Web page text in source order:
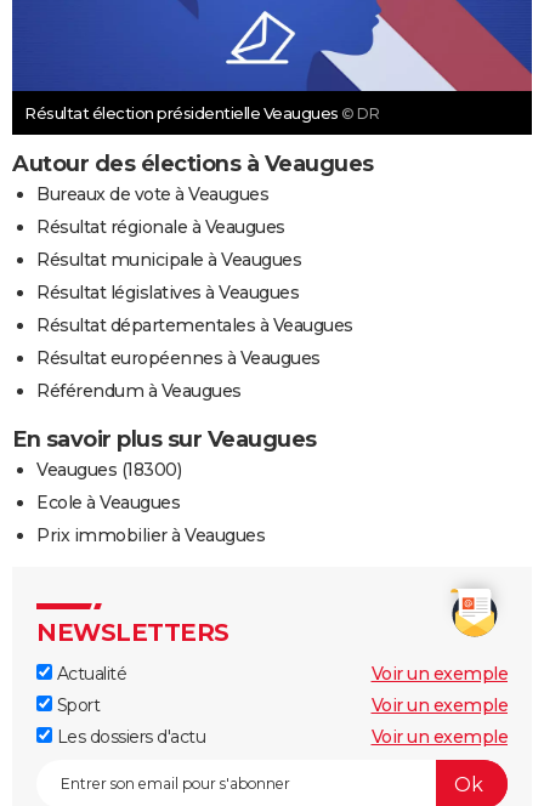
Résultat élection présidentielle Veaugues © DR
Autour des élections à Veaugues
Bureaux de vote à Veaugues
Résultat régionale à Veaugues
Résultat municipale à Veaugues
Résultat législatives à Veaugues
Résultat départementales à Veaugues
Résultat européennes à Veaugues
Référendum à Veaugues
En savoir plus sur Veaugues
Veaugues (18300)
Ecole à Veaugues
Prix immobilier à Veaugues
NEWSLETTERS
Actualité
Voir un exemple
Sport
Voir un exemple
Les dossiers d'actu
Voir un exemple